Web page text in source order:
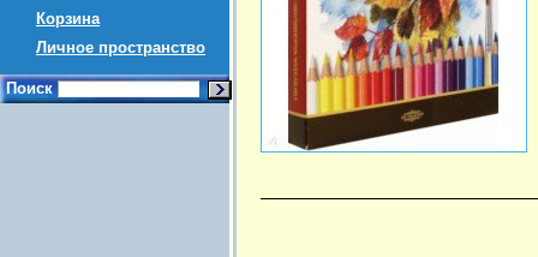
Корзина
Личное пространство
Поиск